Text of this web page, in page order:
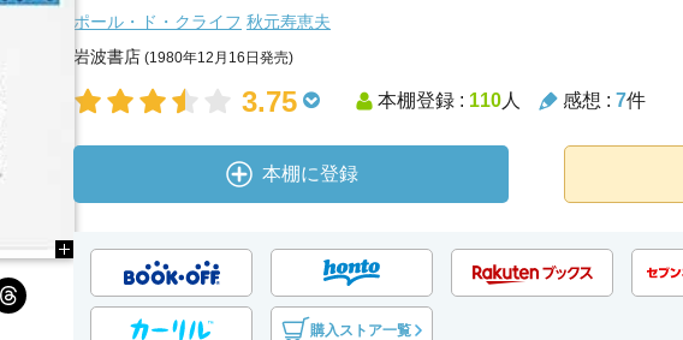
ポール・ド・クライフ 秋元寿恵夫
岩波書店 (1980年12月16日発売)
3.75 本棚登録 : 110人 感想 : 7件
本棚に登録
購入ストア一覧